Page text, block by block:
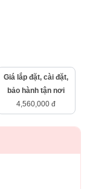
Giá lắp đặt, cài đặt,
bảo hành tận nơi
4,560,000 đ